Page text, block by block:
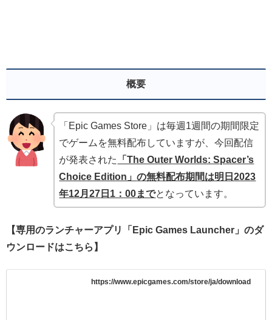
概要
「Epic Games Store」は毎週1週間の期間限定
でゲームを無料配布していますが、今回配信
が発表された
「The Outer Worlds: Spacer’s
Choice Edition」の無料配布期間は明日2023
年12月27 日1：00までとなっています。
【専用のランチャーアプリ「Epic Games Launcher」のダ
ウンロードはこちら】
https://www.epicgames.com/store/ja/download